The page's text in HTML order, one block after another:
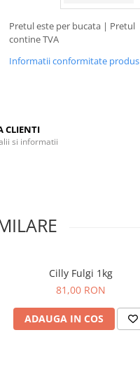
Pretul este per bucata | Pretul
contine TVA
Informatii conformitate produs
CLIENTI
si informatii
Cilly Fulgi 1kg
81,00 RON
ADAUGA IN COS